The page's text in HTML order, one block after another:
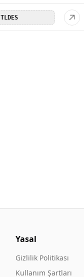
TLDES
Yasal
Gizlilik Politikası
Kullanım Şartları